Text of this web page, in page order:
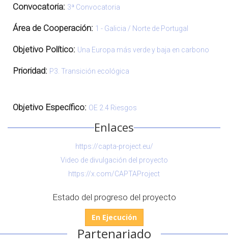
Convocatoria: 3ª Convocatoria
Área de Cooperación: 1 - Galicia / Norte de Portugal
Objetivo Político: Una Europa más verde y baja en carbono
Prioridad: P3. Transición ecológica
Objetivo Específico: OE 2.4 Riesgos
Enlaces
https://capta-project.eu/
Video de divulgación del proyecto
https://x.com/CAPTAProject
Estado del progreso del proyecto
En Ejecución
Partenariado